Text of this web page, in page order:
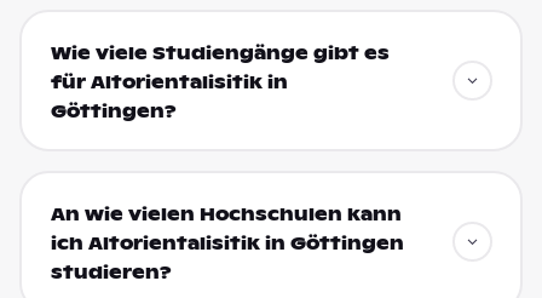
Wie viele Studiengänge gibt es
für Altorientalisitik in
Göttingen?
An wie vielen Hochschulen kann
ich Altorientalisitik in Göttingen
studieren?